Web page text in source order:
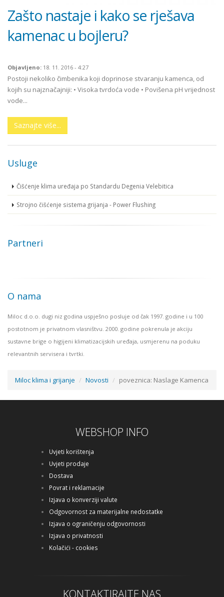
Zašto nastaje i kako se rješava
kamenac u bojleru?
Objavljeno: 18. 11. 2016 - 4:27
Postoji nekoliko čimbenika koji doprinose stvaranju kamenca, od
kojih su najznačajniji: • Visoka tvrdoća vode • Povišena pH vrijednost
vode...
Saznajte više...
Usluge
Čišćenje klima uređaja po Standardu Degenia Velebitica
Strojno čišćenje sistema grijanja - Power Flushing
Partneri
O nama
Miloc d.o.o. dugi niz godina uspješno posluje od čak 1997. godine i u 100
postotnom je privatnom vlasništvu. 2000. godine pokrenula je akciju
sustavne brige o higijeni klimatizacijskih uređaja, usmjerenu na poduku
relevantnih servisera i tvrtki.
Miloc klima i grijanje Novosti poveznica: Naslage Kamenca
WEBSHOP INFO
Uvjeti korištenja
Uvjeti prodaje
Dostava
Povrat i reklamacije
Izjava o konverziji valute
Odgovornost za materijalne nedostatke
Izjava o ograničenju odgovornosti
Izjava o privatnosti
Kolačići - cookies
KONTAKTIRAJTE NAS